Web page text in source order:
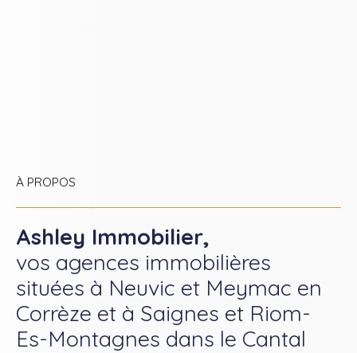
À PROPOS
Ashley Immobilier,
vos agences immobilières
situées à Neuvic et Meymac en
Corrèze et à Saignes et Riom-
Es-Montagnes dans le Cantal